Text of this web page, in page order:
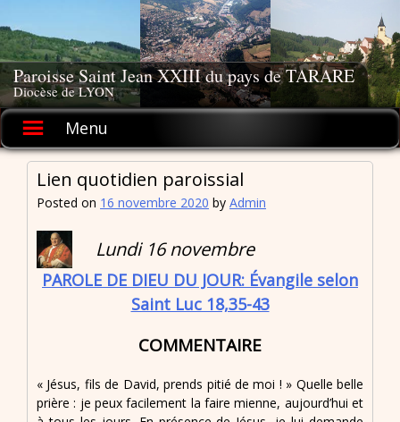
to
content
Paroisse Saint Jean XXIII du pays de TARARE
Diocèse de LYON
Menu
Lien quotidien paroissial
Posted on 16 novembre 2020 by Admin
Lundi 16 novembre
PAROLE DE DIEU DU JOUR: Évangile selon
Saint Luc 18,35-43
COMMENTAIRE
« Jésus, fils de David, prends pitié de moi ! » Quelle belle
prière : je peux facilement la faire mienne, aujourd’hui et